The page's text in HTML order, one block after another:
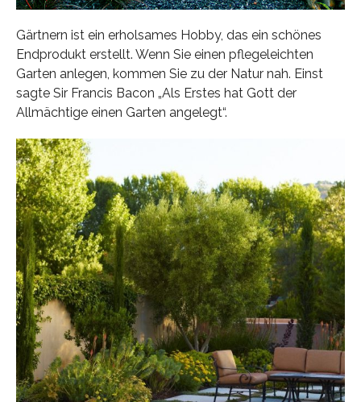
Gärtnern ist ein erholsames Hobby, das ein schönes
Endprodukt erstellt. Wenn Sie einen pflegeleichten
Garten anlegen, kommen Sie zu der Natur nah. Einst
sagte Sir Francis Bacon „Als Erstes hat Gott der
Allmächtige einen Garten angelegt“.